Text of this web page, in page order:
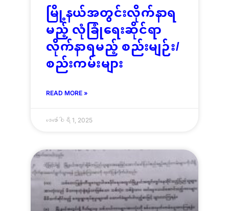
မြို့နယ်အတွင်းလိုက်နာရ
မည့် လုံခြုံရေးဆိုင်ရာ
လိုက်နာရမည့် စည်းမျဉ်း/
စည်းကမ်းများ
READ MORE »
ဖေ‌ဖော်ဝါရီ 1, 2025